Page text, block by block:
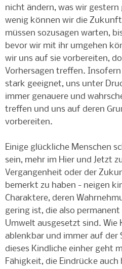
nicht ändern, was wir gestern
wenig können wir die
müssen sozusagen warten,
bevor wir mit ihr umgehen
wir uns auf sie vorbereiten,
Vorhersagen treffen.
stark geeignet, uns unter
immer genauere und
treffen und uns auf deren
vorbereiten.
Einige glückliche Menschen
sein, mehr im Hier und Jetzt
Vergangenheit oder der
bemerkt zu haben - neigen
Charaktere, deren
gering ist, die also
Umwelt ausgesetzt sind. Wie
ablenkbar und immer auf der
dieses Kindliche einher geht
Fähigkeit, die Eindrücke